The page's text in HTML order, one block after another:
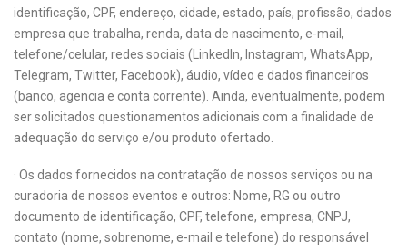
identificação, CPF, endereço, cidade, estado, país, profissão, dados
empresa que trabalha, renda, data de nascimento, e-mail,
telefone/celular, redes sociais (LinkedIn, Instagram, WhatsApp,
Telegram, Twitter, Facebook), áudio, vídeo e dados financeiros
(banco, agencia e conta corrente). Ainda, eventualmente, podem
ser solicitados questionamentos adicionais com a finalidade de
adequação do serviço e/ou produto ofertado.
· Os dados fornecidos na contratação de nossos serviços ou na
curadoria de nossos eventos e outros: Nome, RG ou outro
documento de identificação, CPF, telefone, empresa, CNPJ,
contato (nome, sobrenome, e-mail e telefone) do responsável